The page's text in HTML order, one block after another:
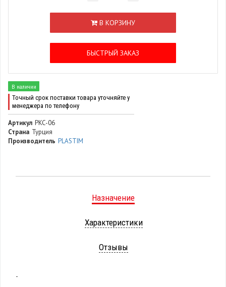
В КОРЗИНУ
БЫСТРЫЙ ЗАКАЗ
В наличии
Точный срок поставки товара уточняйте у
менеджера по телефону
Артикул PKC-06
Страна Турция
Производитель PLASTIM
Назначение
Характеристики
Отзывы
-